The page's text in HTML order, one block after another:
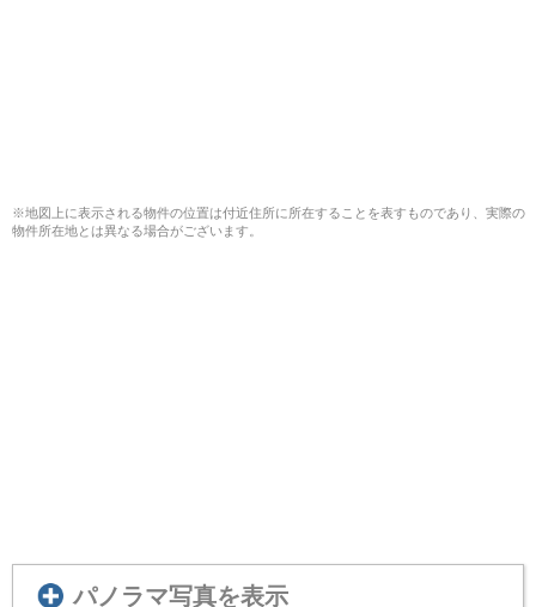
※地図上に表示される物件の位置は付近住所に所在することを表すものであり、実際の
物件所在地とは異なる場合がございます。
パノラマ写真を表示